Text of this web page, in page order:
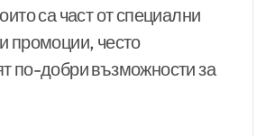
са част от специални
промоции, често
по-добри възможности за